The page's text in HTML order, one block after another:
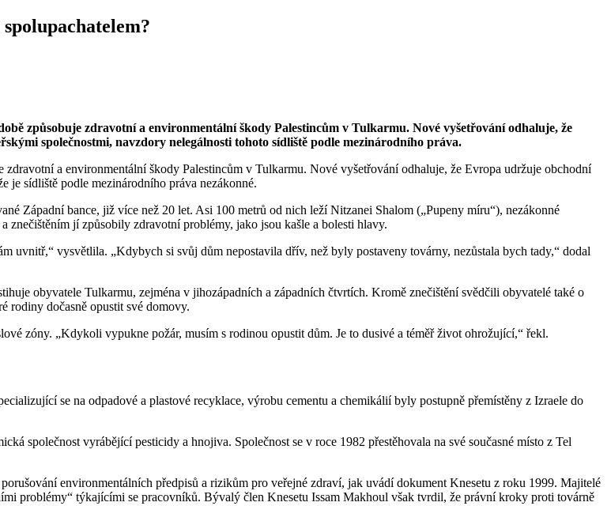
způsobuje zdravotní a environmentální škody Palestincům v Tulkarmu. Nové vyšetřování odhaluje, že
společnostmi, navzdory nelegálnosti tohoto sídliště podle mezinárodního práva.
a environmentální škody Palestincům v Tulkarmu. Nové vyšetřování odhaluje, že Evropa udržuje obchodní
je sídliště podle mezinárodního práva nezákonné.
Západní bance, již více než 20 let. Asi 100 metrů od nich leží Nitzanei Shalom („Pupeny míru“), nezákonné
znečištěním jí způsobily zdravotní problémy, jako jsou kašle a bolesti hlavy.
uvnitř,“ vysvětlila. „Kdybych si svůj dům nepostavila dřív, než byly postaveny továrny, nezůstala bych tady,“ dodal
obyvatele Tulkarmu, zejména v jihozápadních a západních čtvrtích. Kromě znečištění svědčili obyvatelé také o
rodiny dočasně opustit své domovy.
zóny. „Kdykoli vypukne požár, musím s rodinou opustit dům. Je to dusivé a téměř život ohrožující,“ řekl.
se na odpadové a plastové recyklace, výrobu cementu a chemikálií byly postupně přemístěny z Izraele do
společnost vyrábějící pesticidy a hnojiva. Společnost se v roce 1982 přestěhovala na své současné místo z Tel
environmentálních předpisů a rizikům pro veřejné zdraví, jak uvádí dokument Knesetu z roku 1999. Majitelé
problémy“ týkajícími se pracovníků. Bývalý člen Knesetu Issam Makhoul však tvrdil, že právní kroky proti továrně